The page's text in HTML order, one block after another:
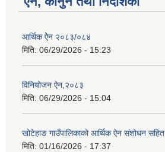
आर्थिक ऐेन २०८३/०८४
मिति: 06/29/2026 - 15:23
विनियोजन ऐन,२०८३
मिति: 06/29/2026 - 15:04
खोटेहाङ गाउँपालिकाको आर्थिक ऐन संशोधन सहित
मिति: 01/16/2026 - 17:37